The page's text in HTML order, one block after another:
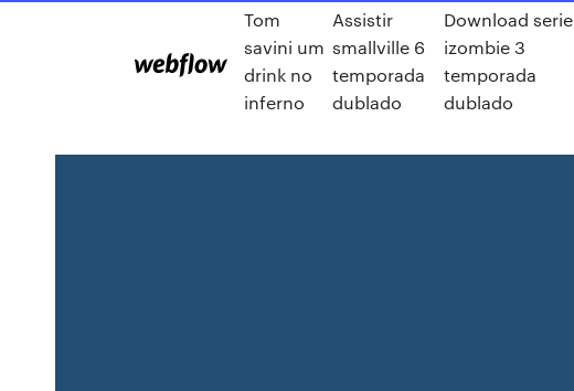
Tom
savini um
drink no
inferno
Assistir
smallville 6
temporada
dublado
Download serie
izombie 3
temporada
dublado